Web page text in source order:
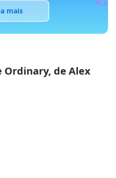
mais
Ordinary, de Alex